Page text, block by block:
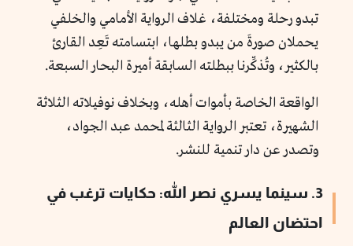
تبدو رحلة ومختلفة، غلاف الرواية الأمامي والخلفي
يحملان صورةَ من يبدو بطلها، ابتسامته تَعِد القارئ
بالكثير، وتُذكِّرنا ببطلته السابقة أميرة البحار السبعة.
الواقعة الخاصة بأموات أهله، وبخلاف نوفيلاته الثلاثة
الشهيرة، تعتبر الرواية الثالثة لمحمد عبد الجواد،
وتصدر عن دار تنمية للنشر.
3. سينما يسري نصر الله: حكايات ترغب في
احتضان العالم